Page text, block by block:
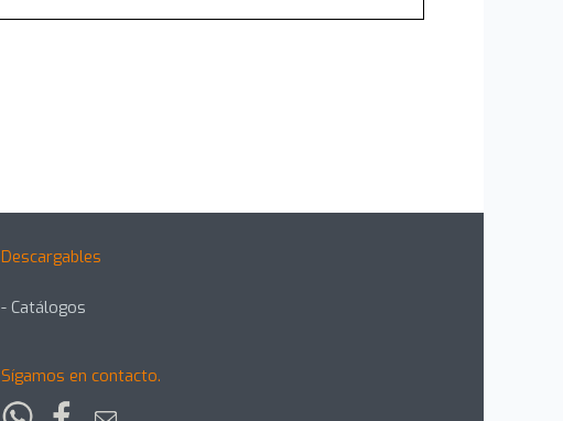
Descargables
- Catálogos
Sígamos en contacto.